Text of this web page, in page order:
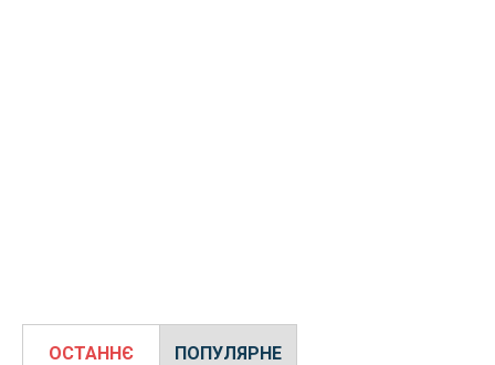
ОСТАННЄ ПОПУЛЯРНЕ